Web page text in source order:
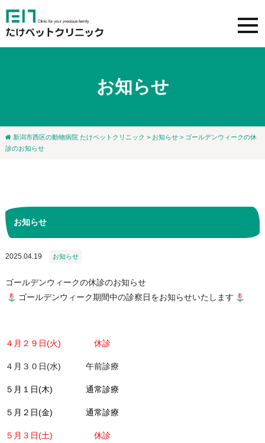
お知らせ
新潟市西区の動物病院 たけペットクリニック > お知らせ> ゴールデンウィークの休
診のお知らせ
お知らせ
2025.04.19 お知らせ
ゴールデンウィークの休診のお知らせ
ゴールデンウィーク期間中の診察日をお知らせいたします
４月２９日(火) 休診
４月３０日(水) 午前診療
５月１日(木) 通常診療
５月２日(金) 通常診療
５月３日(土) 休診